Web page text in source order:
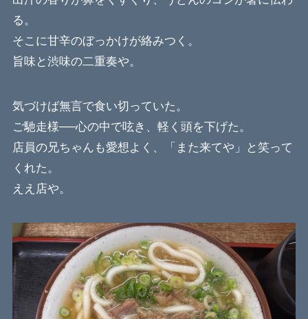
る。
そこに甘辛のぼっかけが絡みつく。
旨味と渋味の二重奏や。
気づけば無言で食い切っていた。
ご馳走様──心の中で呟き、軽く頭を下げた。
店員の兄ちゃんも愛想よく、「また来てや」と笑って
くれた。
ええ店や。